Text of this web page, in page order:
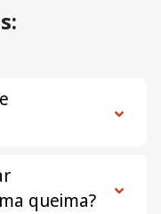
queima?